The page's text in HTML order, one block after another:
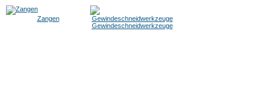
Zangen
Gewindeschneidwerkzeuge